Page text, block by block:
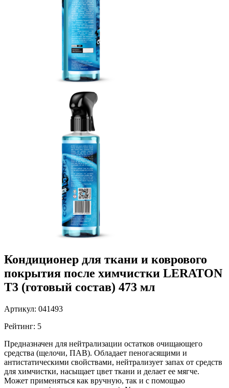
Кондиционер для ткани и коврового
покрытия после химчистки LERATON
T3 (готовый состав) 473 мл
Артикул: 041493
Рейтинг: 5
Предназначен для нейтрализации остатков очищающего
средства (щелочи, ПАВ). Обладает пеногасящими и
антистатическими свойствами, нейтрализует запах от средств
для химчистки, насыщает цвет ткани и делает ее мягче.
Может применяться как вручную, так и с помощью